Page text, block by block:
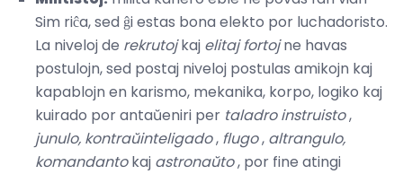
Sim riĉa, sed ĝi estas bona elekto por luchadoristo.
La niveloj de rekrutojkaj elitaj fortojne havas
postulojn, sed postaj niveloj postulas amikojn kaj
kapablojn en karismo, mekanika, korpo, logiko kaj
kuirado por antaŭeniri per taladro instruisto,
junulo, kontraŭinteligado, flugo, altrangulo,
komandantokaj astronaŭto, por fine atingi